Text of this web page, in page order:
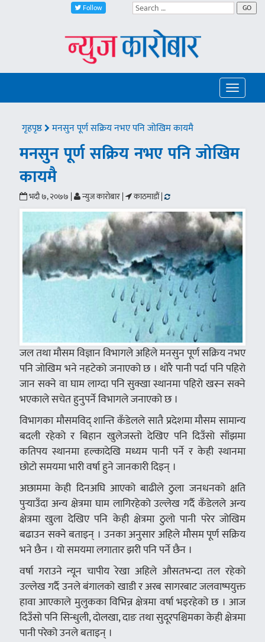
Follow GO
Toggle
गृहपृष्ठ मनसुन पूर्ण सक्रिय नभए पनि जोखिम कायमै
मनसुन पूर्ण सक्रिय नभए पनि जोखिम
कायमै
भदौ ७, २०७७ | न्युज कारोबार | काठमाडौं |
जल तथा मौसम विज्ञान विभागले अहिले मनसुन पूर्ण सक्रिय नभए
पनि जोखिम भने नहटेको जनाएको छ । थोरै पानी पर्दा पनि पहिरो
जान सक्ने वा घाम लाग्दा पनि सुक्खा स्थानमा पहिरो खस्न सक्ने
भएकाले सचेत हुनुपर्ने विभागले जनाएको छ ।
विभागका मौसमविद् शान्ति कँडेलले सातै प्रदेशमा मौसम सामान्य
बदली रहेको र बिहान खुलेजस्तो देखिए पनि दिउँसो साँझमा
कतिपय स्थानमा हल्कादेखि मध्यम पानी पर्ने र केही स्थानमा
छोटो समयमा भारी वर्षा हुने जानकारी दिइन् ।
अछाममा केही दिनअघि आएको बाढीले ठुला जनधनको क्षति
पुर्‍याउँदा अन्य क्षेत्रमा घाम लागिरहेको उल्लेख गर्दै कँडेलले अन्य
क्षेत्रमा खुला देखिए पनि केही क्षेत्रमा ठुलो पानी परेर जोखिम
बढाउन सक्ने बताइन् । उनका अनुसार अहिले मौसम पूर्ण सक्रिय
भने छैन । यो समयमा लगातार झरी पनि पर्ने छैन ।
वर्षा गराउने न्यून चापीय रेखा अहिले औसतभन्दा तल रहेको
उल्लेख गर्दै उनले बंगालको खाडी र अरब सागरबाट जलवाष्पयुक्त
हावा आएकाले मुलुकका विभिन्न क्षेत्रमा वर्षा भइरहेको छ । आज
दिउँसो पनि सिन्धुली, दोलखा, दाङ तथा सुदूरपश्चिमका केही क्षेत्रमा
पानी परेको उनले बताइन् ।